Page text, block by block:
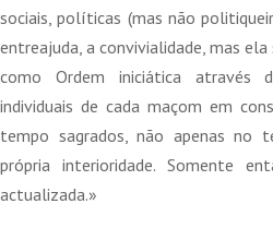
sociais, políticas (mas não
entreajuda, a convivialidade, mas
como Ordem iniciática através
individuais de cada maçom em
tempo sagrados, não apenas no
própria interioridade. Somente
actualizada.»